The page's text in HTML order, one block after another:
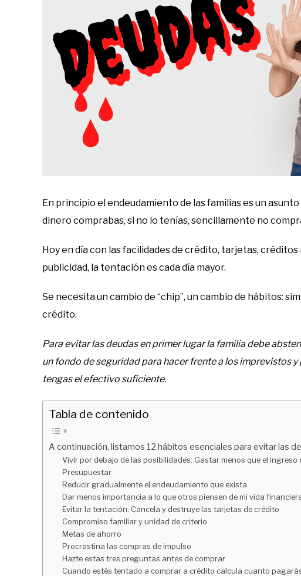
En principio el endeudamiento de las familias es un
dinero comprabas, si no lo tenías, sencillamente no
Hoy en día con las facilidades de crédito, tarjetas,
publicidad, la tentación es cada día mayor.
Se necesita un cambio de “chip”, un cambio de hábitos:
crédito.
Para evitar las deudas en primer lugar la familia debe
un fondo de seguridad para hacer frente a los imprevistos
tengas el efectivo suficiente.
Tabla de contenido
A continuación, listamos 12 hábitos esenciales para evitar las
Vivir por debajo de las posibilidades: Gastar menos que el ingreso
Presupuestar
Reducir gradualmente el endeudamiento que exista
Dar menos importancia a lo que otros piensen de mi vida
Evitar la tentación: Cancela y destruye las tarjetas de crédito
Compromiso familiar y unidad de criterio
Metas de ahorro
Procrastina las compras de impulso
Hazte estas tres preguntas antes de comprar
Cuando estés tentado a comprar a crédito calcula cuanto